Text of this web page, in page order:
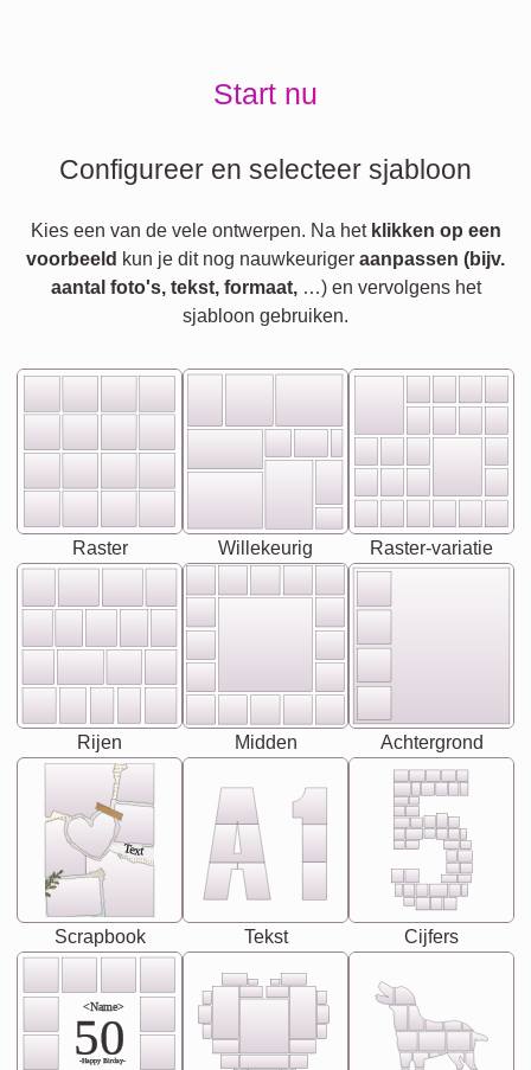
Start nu
Configureer en selecteer sjabloon
Kies een van de vele ontwerpen. Na het klikken op een
voorbeeld kun je dit nog nauwkeuriger aanpassen (bijv.
aantal foto's, tekst, formaat,…) en vervolgens het
sjabloon gebruiken.
Raster Willekeurig Raster-variatie
Rijen Midden Achtergrond
Text
Scrapbook Tekst Cijfers
<Name>
50
-Happy Birday-